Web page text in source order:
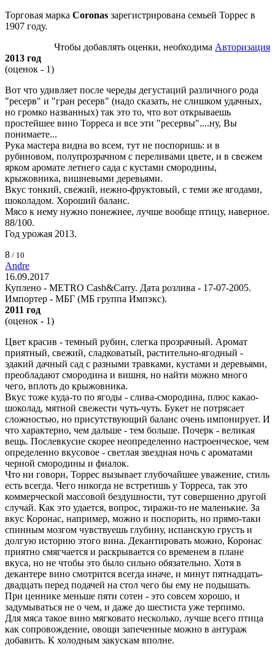
Торговая марка Coronas зарегистрирована семьей Торрес в
1907 году.
Чтобы добавлять оценки, необходима Авторизация
2013 год
(оценок - 1)
Вот что удивляет после череды дегустаций различного рода
"ресерв" и "гран ресерв" (надо сказать, не слишком удачных,
но громко названных) так это то, что вот открываешь
простейшее вино Торреса и все эти "ресервы"....ну, Вы
понимаете...
Рука мастера видна во всем, тут не поспоришь: и в
рубиновом, полупрозрачном с переливами цвете, и в свежем
ярком аромате летнего сада с кустами смородины,
крыжовника, вишневыми деревьями.
Вкус тонкий, свежий, нежно-фруктовый, с теми же ягодами,
шоколадом. Хороший баланс.
Мясо к нему нужно понежнее, лучше вообще птицу, наверное.
88/100.
Год урожая 2013.
8 / 10
Andre
16.09.2017
Куплено - METRO Cash&Carry. Дата розлива - 17-07-2005.
Импортер - МБГ (МБ группа Импэкс).
2011 год
(оценок - 1)
Цвет красив - темный рубин, слегка прозрачный. Аромат
приятный, свежий, сладковатый, растительно-ягодный -
эдакий дачный сад с разными травками, кустами и деревьями,
преобладают смородина и вишня, но найти можно много
чего, вплоть до крыжовника.
Вкус тоже куда-то по ягоды - слива-смородина, плюс какао-
шоколад, мятной свежести чуть-чуть. Букет не потрясает
сложностью, но присутствующий баланс очень импонирует. И
что характерно, чем дальше - тем больше. Почерк - великая
вещь. Послевкусие скорее неопределенно настроенческое, чем
определенно вкусовое - светлая звездная ночь с ароматами
черной смородины и фиалок.
Что ни говори, Торрес вызывает глубочайшее уважение, стиль
есть всегда. Чего никогда не встретишь у Торреса, так это
коммерческой массовой бездушности, тут совершенно другой
случай. Как это удается, вопрос, тиражи-то не маленькие. За
вкус Коронас, например, можно и поспорить, но прямо-таки
спинным мозгом чувствуешь глубину, испанскую грусть и
долгую историю этого вина. Декантировать можно, Коронас
приятно смягчается и раскрывается со временем в плане
вкуса, но не чтобы это было сильно обязательно. Хотя в
декантере вино смотрится всегда иначе, и минут пятнадцать-
двадцать перед подачей на стол чего бы ему не подышать.
При ценнике меньше пяти сотен - это совсем хорошо, и
задумываться не о чем, и даже до шестиста уже терпимо.
Для мяса такое вино мягковато несколько, лучше всего птица
как сопровождение, овощи запеченные можно в антураж
добавить. К холодным закускам вполне.